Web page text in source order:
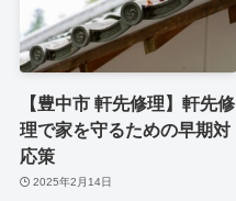
【豊中市 軒先修理】軒先修
理で家を守るための早期対
応策
2025年2月14日